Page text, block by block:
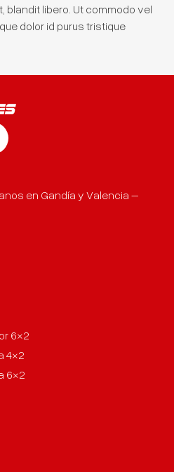
blandit libero. Ut commodo vel
dolor id purus tristique
en Gandía y Valencia –
6×2
4×2
6×2